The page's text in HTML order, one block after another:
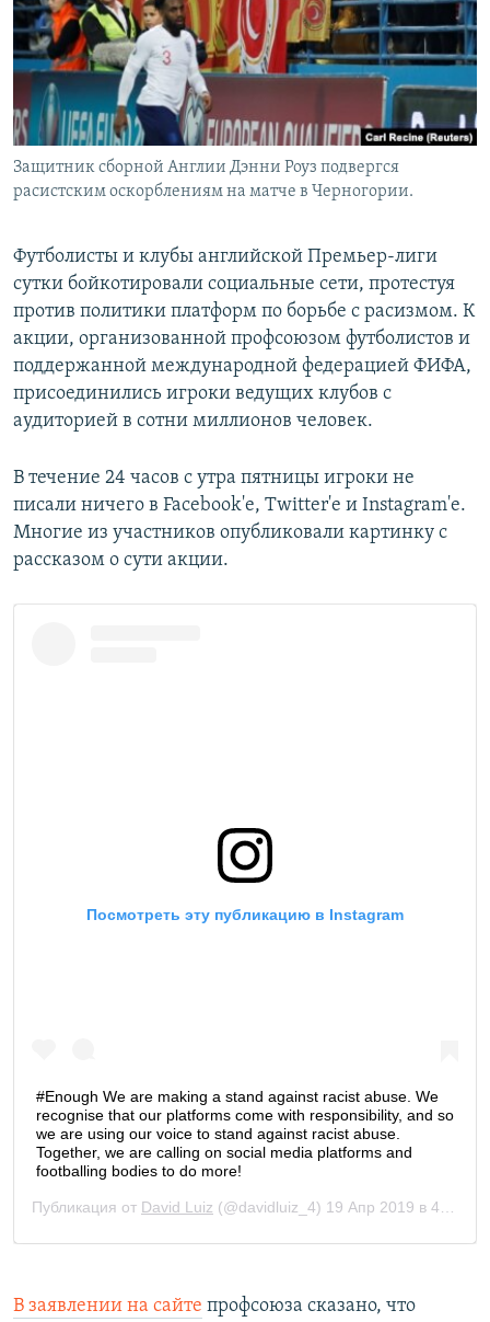
Защитник сборной Англии Дэнни Роуз подвергся
расистским оскорблениям на матче в Черногории.
Футболисты и клубы английской Премьер-лиги
сутки бойкотировали социальные сети, протестуя
против политики платформ по борьбе с расизмом. К
акции, организованной профсоюзом футболистов и
поддержанной международной федерацией ФИФА,
присоединились игроки ведущих клубов с
аудиторией в сотни миллионов человек.
В течение 24 часов с утра пятницы игроки не
писали ничего в Facebook'e, Twitter'e и Instagram'e.
Многие из участников опубликовали картинку с
рассказом о сути акции.
В заявлении на сайте профсоюза сказано, что